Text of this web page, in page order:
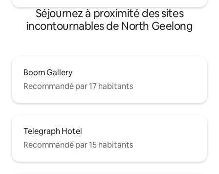
Séjournez à proximité des sites
incontournables de North Geelong
Boom Gallery
Recommandé par 17 habitants
Telegraph Hotel
Recommandé par 15 habitants